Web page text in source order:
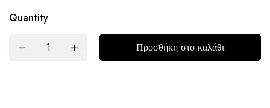
Quantity
Προσθήκη στο καλάθι